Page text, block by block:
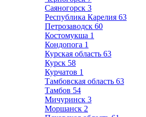
Саяногорск 3
Республика Карелия 63
Петрозаводск 60
Костомукша 1
Кондопога 1
Курская область 63
Курск 58
Курчатов 1
Тамбовская область 63
Тамбов 54
Мичуринск 3
Моршанск 2